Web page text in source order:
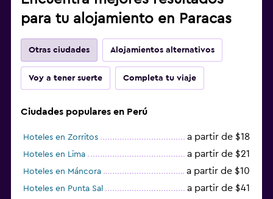
para tu alojamiento en Paracas
Otras ciudades Alojamientos alternativos
Voy a tener suerte Completa tu viaje
Ciudades populares en Perú
Hoteles en Zorritos a partir de $18
Hoteles en Lima a partir de $21
Hoteles en Máncora a partir de $10
Hoteles en Punta Sal a partir de $41